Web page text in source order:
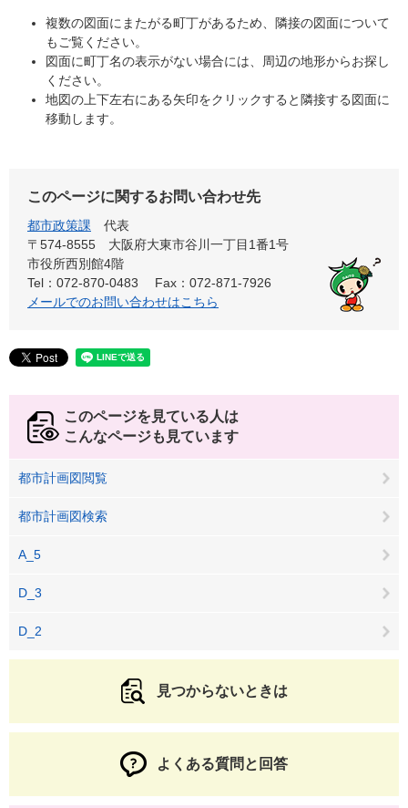
複数の図面にまたがる町丁があるため、隣接の図面について
もご覧ください。
図面に町丁名の表示がない場合には、周辺の地形からお探し
ください。
地図の上下左右にある矢印をクリックすると隣接する図面に
移動します。
このページに関するお問い合わせ先
都市政策課
代表
〒574-8555 大阪府大東市谷川一丁目1番1号
市役所西別館4階
Tel：072-870-0483
Fax：072-871-7926
メールでのお問い合わせはこちら
このページを見ている人は
こんなページも見ています
都市計画図閲覧
都市計画図検索
A_5
D_3
D_2
見つからないときは
よくある質問と回答